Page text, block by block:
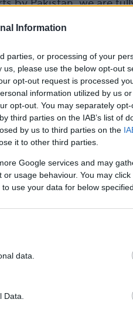
Information
parties, or processing of your
please use the below opt-out
opt-out request is processed
information utilized by us
opt-out. You may separately
third parties on the IAB’s list of
by us to third parties on the
it to other third parties.
Google services and may
usage behaviour. You may
use your data for below
data.
by Pakistan, we are
deal. Setting aside the
June 12, 2026
πιο κοντά από
και ο Ιρανός
ο οποίος δήλωσε
για τη
εναντίον του Ιράν
ενημέρωσης να μην
περιεχόμενό του